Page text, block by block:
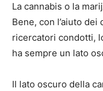
La cannabis o la
Bene, con l’aiuto
ricercatori condotti,
ha sempre un lato
Il lato oscuro della